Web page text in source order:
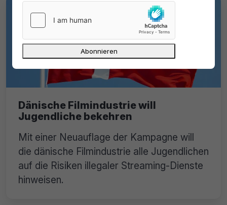
Dänische Filmindustrie will
Jugendliche bekehren
Mit einer Neuauflage der Kampagne will
die dänische Filmindustrie alle Jugendlichen
auf die Risiken illegaler Streaming-Dienste
hinweisen.